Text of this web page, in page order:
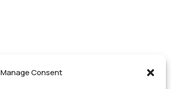
Manage Consent